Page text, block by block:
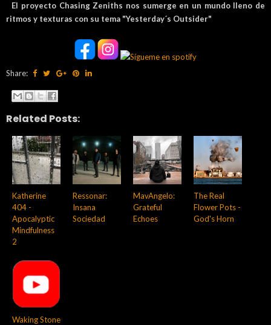
El proyecto Chasing Zeniths nos sumerge en un mundo lleno de
ritmos y texturas con su tema "Yesterday´s Outsider"
Share:
Related Posts:
Katherine
404 -
Apocalyptic
Mindfulness
2
Ressonar:
Insana
Sociedad
MavAngelo:
Grateful
Echoes
The Real
Flower Pots -
God's Horn
Waking Stone